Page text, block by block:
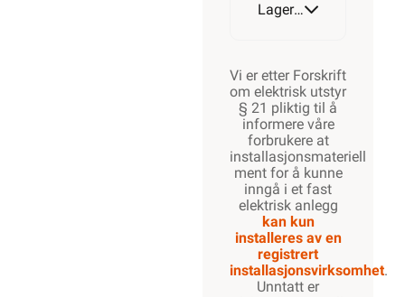
Lagerstatus
Vi er etter Forskrift
om elektrisk utstyr
§ 21 pliktig til å
informere våre
forbrukere at
installasjonsmateriell
ment for å kunne
inngå i et fast
elektrisk anlegg
kan kun
installeres av en
registrert
installasjonsvirksomhet.
Unntatt er